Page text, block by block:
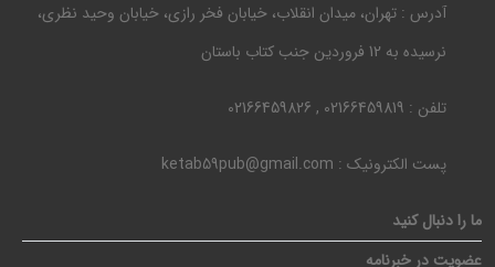
آدرس : تهران، میدان انقلاب، خیابان فخر رازی، خیابان وحید نظری،
نرسیده به 12 فروردین جنب کتاب باستان
تلفن : 02166459819 , 02166459826
پست الکترونیک : ketab59pub@gmail.com
ما را دنبال کنید
عضویت در خبرنامه